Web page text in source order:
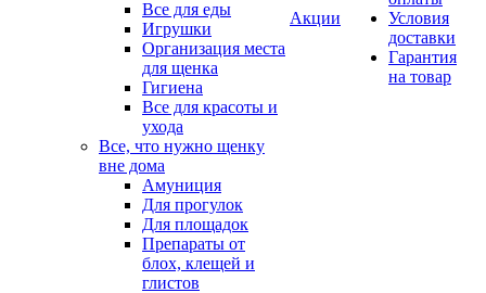
Все для еды
Игрушки
Организация места
для щенка
Гигиена
Все для красоты и
ухода
Все, что нужно щенку
вне дома
Амуниция
Для прогулок
Для площадок
Препараты от
блох, клещей и
глистов
Акции
Условия
доставки
Гарантия
на товар